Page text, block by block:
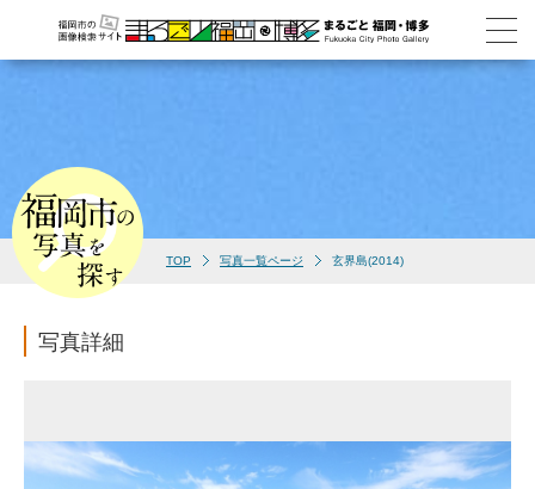
TOP 写真一覧ページ 玄界島(2014)
写真詳細